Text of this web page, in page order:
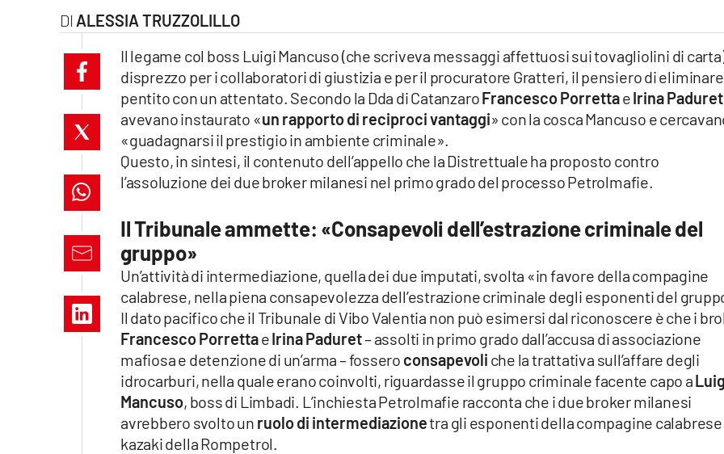
ilvibonese.it
catanzarochannel.it
lacapitalenews.it
Vai
ALESSIA TRUZZOLILLO
Il legame col boss Luigi Mancuso (che scriveva messaggi affettuosi sui tovagliolini di
disprezzo per i collaboratori di giustizia e per il procuratore Gratteri, il pensiero di
pentito con un attentato. Secondo la Dda di CatanzaroFrancesco PorrettaeIrina Paduret
avevano instaurato «un rapporto di reciproci vantaggi» con la cosca Mancuso e
«guadagnarsi il prestigio in ambiente criminale».
Questo, in sintesi, il contenuto dell’appello che la Distrettuale ha proposto contro
l’assoluzione dei due broker milanesi nel primo grado del processo Petrolmafie.
Il Tribunale ammette: «Consapevoli dell’estrazione criminale del
gruppo»
Un’attività di intermediazione, quella dei due imputati, svolta «in favore della compagine
calabrese, nella piena consapevolezza dell’estrazione criminale degli esponenti del
Il dato pacifico che il Tribunale di Vibo Valentia non può esimersi dal riconoscere è che i
Francesco PorrettaeIrina Paduret– assolti in primo grado dall’accusa di associazione
mafiosa e detenzione di un’arma – fossero consapevoli che la trattativa sull’affare degli
idrocarburi, nella quale erano coinvolti, riguardasse il gruppo criminale facente capo a
Mancuso, boss di Limbadi. L’inchiesta Petrolmafie racconta che i due broker milanesi
avrebbero svolto un ruolo di intermediazionetra gli esponenti della compagine calabrese
kazaki della Rompetrol.